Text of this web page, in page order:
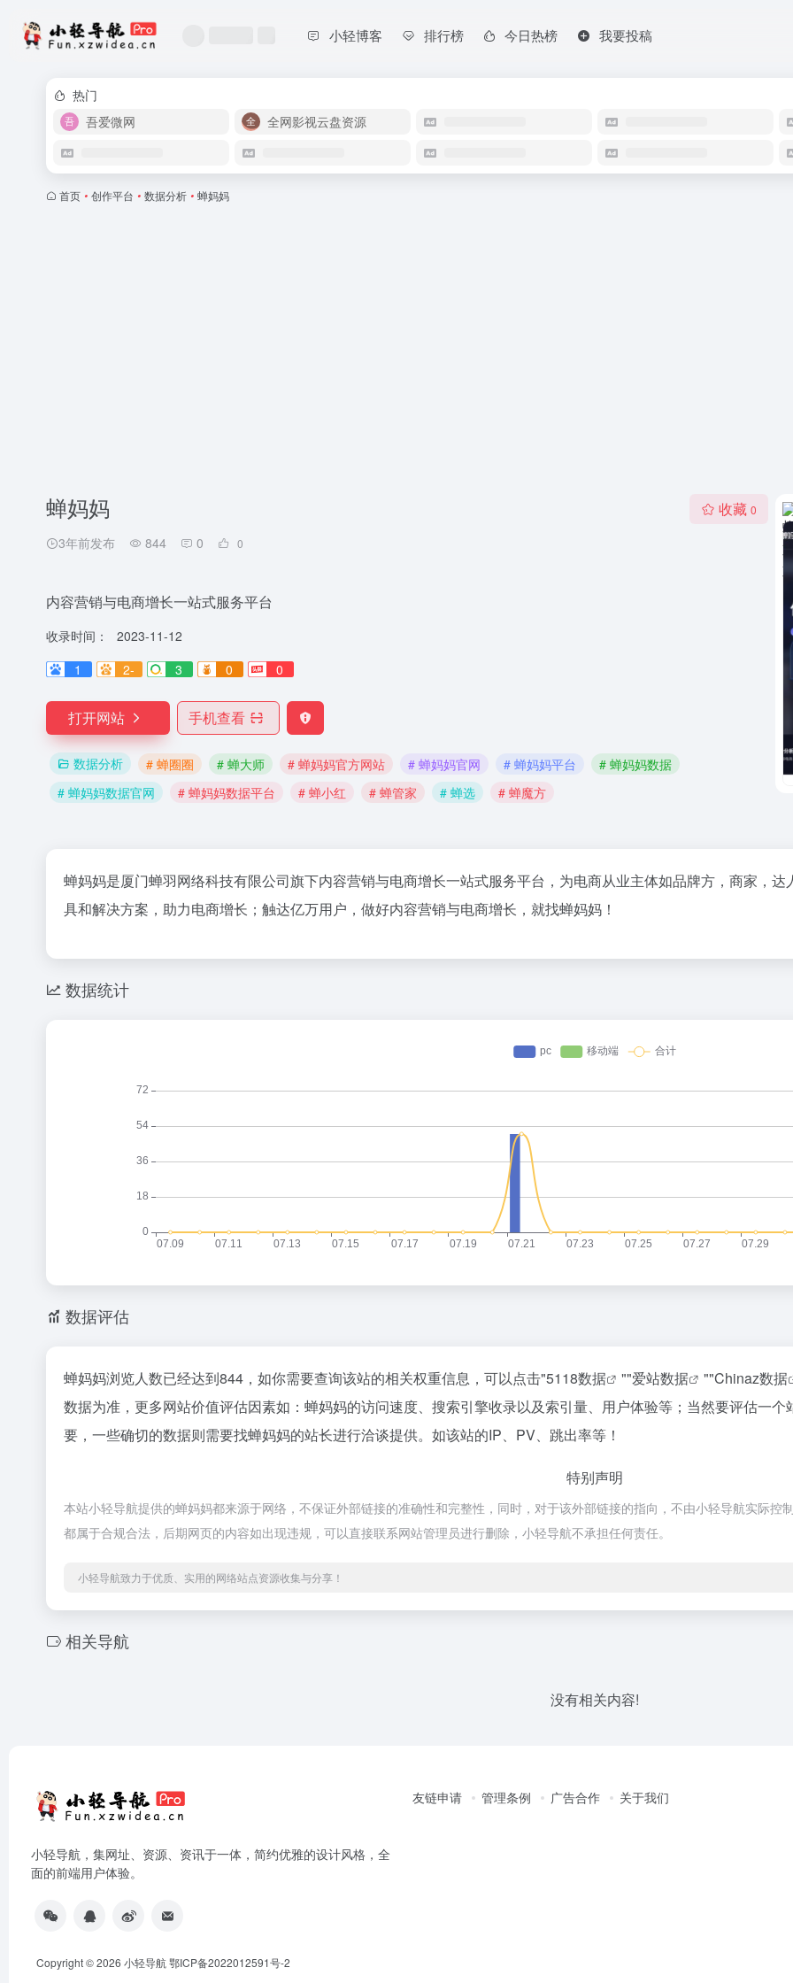
小轻博客 排行榜 今日热榜 我要投稿
热门
吾爱微网
全网影视云盘资源
首页 • 创作平台 • 数据分析 • 蝉妈妈
蝉妈妈
3年前发布 844 0 0
收藏 0
内容营销与电商增长一站式服务平台
收录时间：
2023-11-12
1
2- 3 0 0
打开网站 手机查看
数据分析 # 蝉圈圈 # 蝉大师 # 蝉妈妈官方网站 # 蝉妈妈官网 # 蝉妈妈平台
# 蝉妈妈数据
# 蝉妈妈数据官网
# 蝉妈妈数据平台 # 蝉小红 # 蝉管家 # 蝉选 # 蝉魔方
蝉妈妈是厦门蝉羽网络科技有限公司旗下内容营销与电商增长一站式服务平台，为电商从业主体如品牌方，商家，
具和解决方案，助力电商增长；触达亿万用户，做好内容营销与电商增长，就找蝉妈妈！
数据统计
数据评估
蝉妈妈浏览人数已经达到844，如你需要查询该站的相关权重信息，可以点击"5118数据 ""爱站数据 ""Chinaz数据
数据为准，更多网站价值评估因素如：蝉妈妈的访问速度、搜索引擎收录以及索引量、用户体验等；当然要评估一
要，一些确切的数据则需要找蝉妈妈的站长进行洽谈提供。如该站的IP、PV、跳出率等！
特别声明
本站小轻导航提供的蝉妈妈都来源于网络，不保证外部链接的准确性和完整性，同时，对于该外部链接的指向，不由小轻导航实际
都属于合规合法，后期网页的内容如出现违规，可以直接联系网站管理员进行删除，小轻导航不承担任何责任。
小轻导航致力于优质、实用的网络站点资源收集与分享！
相关导航
没有相关内容!
小轻导航，集网址、资源、资讯于一体，简约优雅的设计风格，全
面的前端用户体验。
友链申请 管理条例 广告合作 关于我们
Copyright © 2026 小轻导航鄂ICP备2022012591号-2